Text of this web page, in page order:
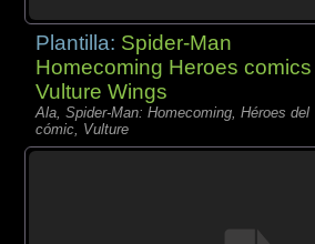
Plantilla: Spider-Man
Homecoming Heroes comics
Vulture Wings
Ala, Spider-Man: Homecoming, Héroes del
cómic, Vulture